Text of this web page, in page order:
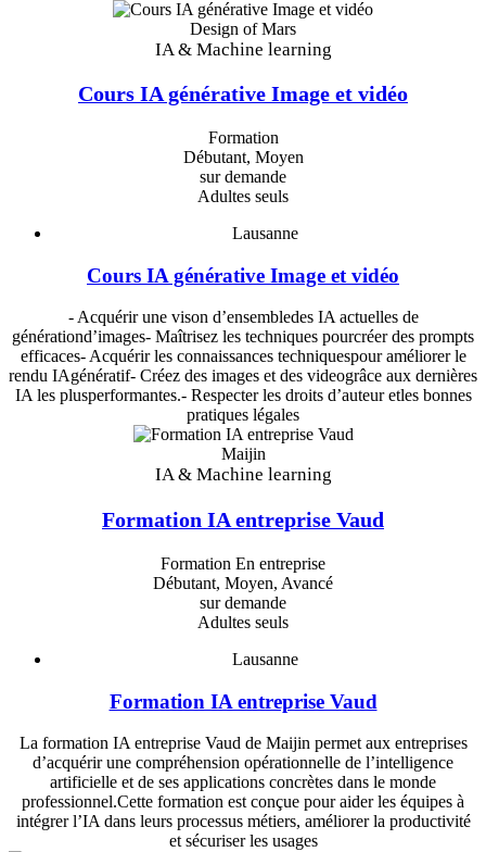
Design of Mars
IA & Machine learning
Cours IA générative Image et vidéo
Formation
Débutant, Moyen
sur demande
Adultes seuls
Lausanne
Cours IA générative Image et vidéo
- Acquérir une vison d’ensembledes IA actuelles de
générationd’images- Maîtrisez les techniques pourcréer des prompts
efficaces- Acquérir les connaissances techniquespour améliorer le
rendu IAgénératif- Créez des images et des videogrâce aux dernières
IA les plusperformantes.- Respecter les droits d’auteur etles bonnes
pratiques légales
Maijin
IA & Machine learning
Formation IA entreprise Vaud
Formation En entreprise
Débutant, Moyen, Avancé
sur demande
Adultes seuls
Lausanne
Formation IA entreprise Vaud
La formation IA entreprise Vaud de Maijin permet aux entreprises
d’acquérir une compréhension opérationnelle de l’intelligence
artificielle et de ses applications concrètes dans le monde
professionnel.Cette formation est conçue pour aider les équipes à
intégrer l’IA dans leurs processus métiers, améliorer la productivité
et sécuriser les usages